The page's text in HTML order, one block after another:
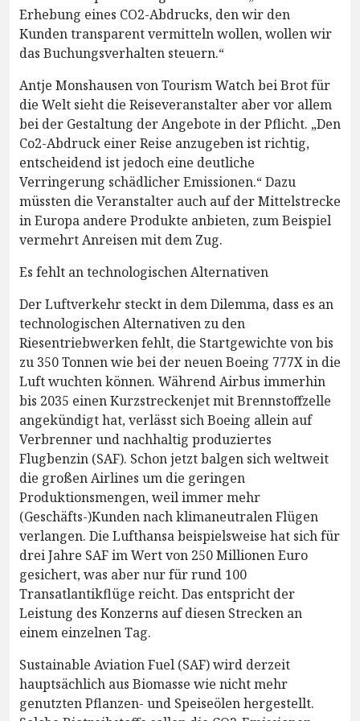
Erhebung eines CO2-Abdrucks, den wir den
Kunden transparent vermitteln wollen, wollen wir
das Buchungsverhalten steuern.“
Antje Monshausen von Tourism Watch bei Brot für
die Welt sieht die Reiseveranstalter aber vor allem
bei der Gestaltung der Angebote in der Pflicht. „Den
Co2-Abdruck einer Reise anzugeben ist richtig,
entscheidend ist jedoch eine deutliche
Verringerung schädlicher Emissionen.“ Dazu
müssten die Veranstalter auch auf der Mittelstrecke
in Europa andere Produkte anbieten, zum Beispiel
vermehrt Anreisen mit dem Zug.
Es fehlt an technologischen Alternativen
Der Luftverkehr steckt in dem Dilemma, dass es an
technologischen Alternativen zu den
Riesentriebwerken fehlt, die Startgewichte von bis
zu 350 Tonnen wie bei der neuen Boeing 777X in die
Luft wuchten können. Während Airbus immerhin
bis 2035 einen Kurzstreckenjet mit Brennstoffzelle
angekündigt hat, verlässt sich Boeing allein auf
Verbrenner und nachhaltig produziertes
Flugbenzin (SAF). Schon jetzt balgen sich weltweit
die großen Airlines um die geringen
Produktionsmengen, weil immer mehr
(Geschäfts-)Kunden nach klimaneutralen Flügen
verlangen. Die Lufthansa beispielsweise hat sich für
drei Jahre SAF im Wert von 250 Millionen Euro
gesichert, was aber nur für rund 100
Transatlantikflüge reicht. Das entspricht der
Leistung des Konzerns auf diesen Strecken an
einem einzelnen Tag.
Sustainable Aviation Fuel (SAF) wird derzeit
hauptsächlich aus Biomasse wie nicht mehr
genutzten Pflanzen- und Speiseölen hergestellt.